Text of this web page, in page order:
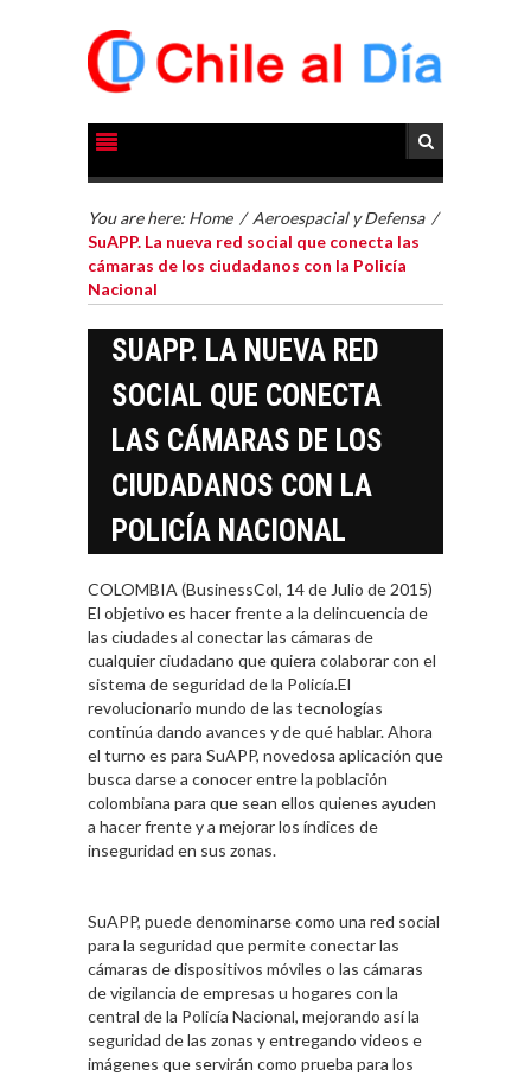
You are here: Home /Aeroespacial y Defensa /
SuAPP. La nueva red social que conecta las
cámaras de los ciudadanos con la Policía
Nacional
SUAPP. LA NUEVA RED
SOCIAL QUE CONECTA
LAS CÁMARAS DE LOS
CIUDADANOS CON LA
POLICÍA NACIONAL
COLOMBIA (BusinessCol, 14 de Julio de 2015)
El objetivo es hacer frente a la delincuencia de
las ciudades al conectar las cámaras de
cualquier ciudadano que quiera colaborar con el
sistema de seguridad de la Policía.El
revolucionario mundo de las tecnologías
continúa dando avances y de qué hablar. Ahora
el turno es para SuAPP, novedosa aplicación que
busca darse a conocer entre la población
colombiana para que sean ellos quienes ayuden
a hacer frente y a mejorar los índices de
inseguridad en sus zonas.
SuAPP, puede denominarse como una red social
para la seguridad que permite conectar las
cámaras de dispositivos móviles o las cámaras
de vigilancia de empresas u hogares con la
central de la Policía Nacional, mejorando así la
seguridad de las zonas y entregando videos e
imágenes que servirán como prueba para los